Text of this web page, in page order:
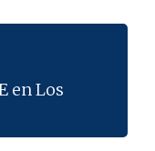
en Los